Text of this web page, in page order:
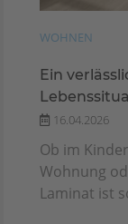
WOHNEN
Ein
16.04.2026
Ob im
Wohnung
Laminat ist